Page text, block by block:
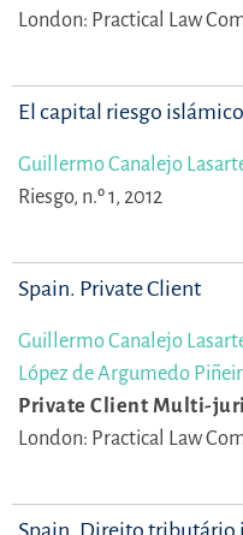
London: Practical Law
El capital riesgo islámico
Guillermo Canalejo
Riesgo, n.º 1, 2012
Spain. Private Client
Guillermo Canalejo
López de Argumedo
Private Client Multi-
London: Practical Law
Spain. Direito tributário